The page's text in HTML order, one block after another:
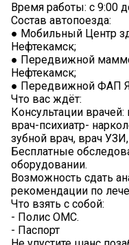
Время работы: с 9:00
Состав автопоезда:
● Мобильный Центр
Нефтекамск;
● Передвижной
Нефтекамск;
● Передвижной ФАП
Что вас ждёт:
Консультации
врач-психиатр-
зубной врач, врач
Бесплатные
оборудовании.
Возможность сдать
рекомендации по
Что взять с собой:
- Полис ОМС.
- Паспорт